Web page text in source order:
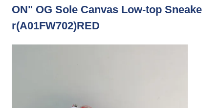
ON" OG Sole Canvas Low-top Sneake
r(A01FW702)RED